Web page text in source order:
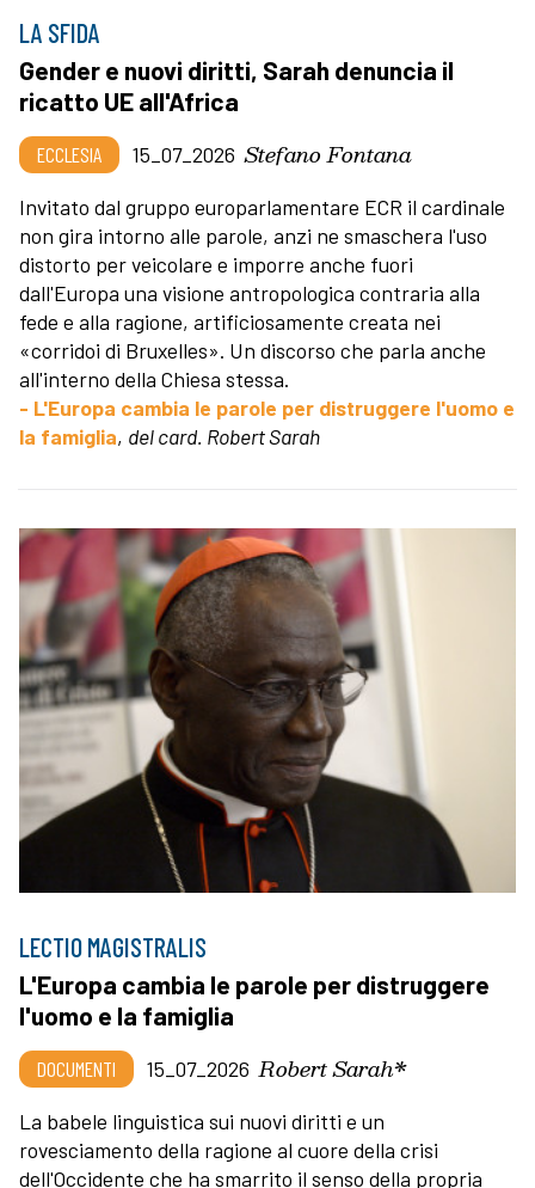
LA SFIDA
Gender e nuovi diritti, Sarah denuncia il
ricatto UE all'Africa
ECCLESIA 15_07_2026 Stefano Fontana
Invitato dal gruppo europarlamentare ECR il cardinale
non gira intorno alle parole, anzi ne smaschera l'uso
distorto per veicolare e imporre anche fuori
dall'Europa una visione antropologica contraria alla
fede e alla ragione, artificiosamente creata nei
«corridoi di Bruxelles». Un discorso che parla anche
all'interno della Chiesa stessa.
- L'Europa cambia le parole per distruggere l'uomo e
la famiglia, del card. Robert Sarah
LECTIO MAGISTRALIS
L'Europa cambia le parole per distruggere
l'uomo e la famiglia
DOCUMENTI 15_07_2026 Robert Sarah*
La babele linguistica sui nuovi diritti e un
rovesciamento della ragione al cuore della crisi
dell'Occidente che ha smarrito il senso della propria